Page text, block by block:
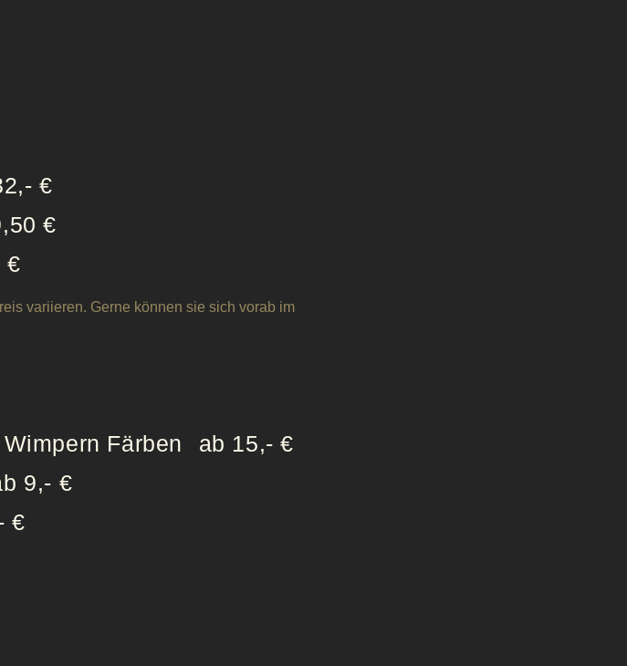
€
€
€
variieren. Gerne können sie sich vorab im
Färben
ab 15,- €
9,- €
€